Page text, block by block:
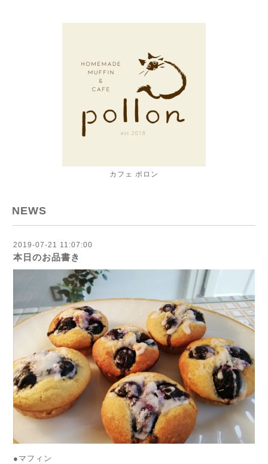
カフェ ポロン
NEWS
2019-07-21 11:07:00
本日のお品書き
●マフィン